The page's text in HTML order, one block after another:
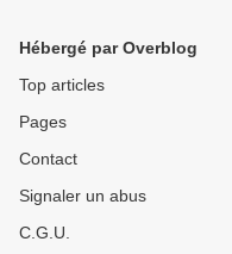
Hébergé par Overblog
Top articles
Pages
Contact
Signaler un abus
C.G.U.